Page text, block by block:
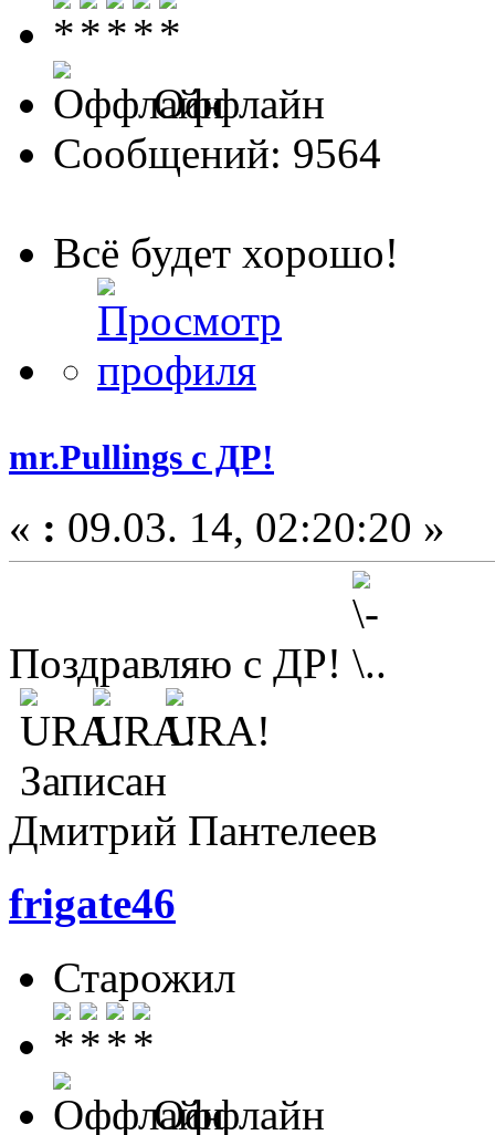
Оффлайн
Сообщений: 9564
Всё будет хорошо!
mr.Pullings с ДР!
« : 09.03. 14, 02:20:20 »
Поздравляю с ДР!
Записан
Дмитрий Пантелеев
frigate46
Старожил
Оффлайн